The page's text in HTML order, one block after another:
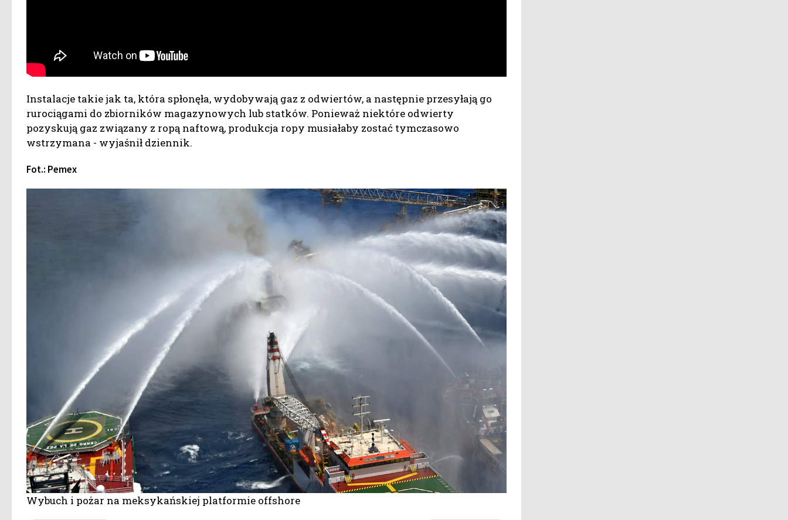
Instalacje takie jak ta, która spłonęła, wydobywają gaz z odwiertów, a następnie przesyłają go
rurociągami do zbiorników magazynowych lub statków. Ponieważ niektóre odwierty
pozyskują gaz związany z ropą naftową, produkcja ropy musiałaby zostać tymczasowo
wstrzymana - wyjaśnił dziennik.
Fot.: Pemex
Wybuch i pożar na meksykańskiej platformie offshore